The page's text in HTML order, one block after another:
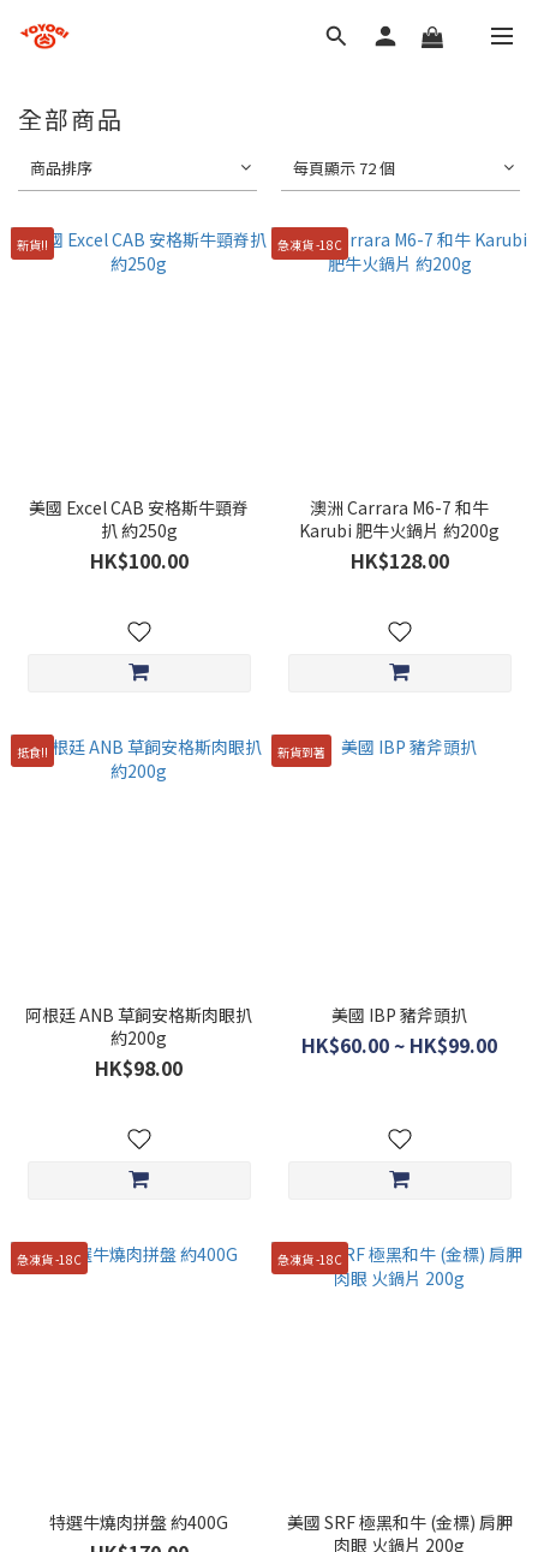
全部商品
商品排序 每頁顯示 72 個
新貨!!
美國 Excel CAB 安格斯牛頸脊
扒 約250g
HK$100.00
急凍貨 -18C
澳洲 Carrara M6-7 和牛
Karubi 肥牛火鍋片 約200g
HK$128.00
抵食!!
阿根廷 ANB 草飼安格斯肉眼扒
約200g
HK$98.00
新貨到著
美國 IBP 豬斧頭扒
HK$60.00 ~ HK$99.00
急凍貨 -18C
特選牛燒肉拼盤 約400G
急凍貨 -18C
美國 SRF 極黑和牛 (金標) 肩胛
肉眼 火鍋片 200g